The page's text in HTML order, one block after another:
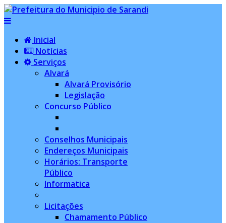
Inicial
Notícias
Serviços
Alvará
Alvará Provisório
Legislação
Concurso Público
Conselhos Municipais
Endereços Municipais
Horários: Transporte
Público
Informatica
Licitações
Chamamento Público